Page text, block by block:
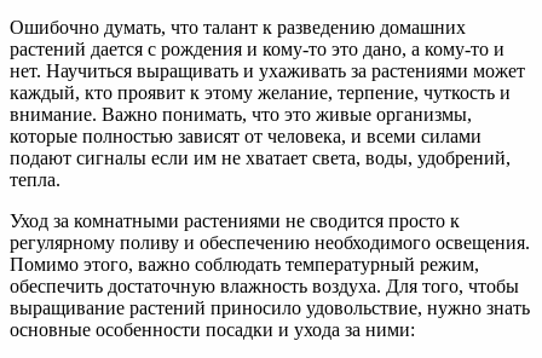
Ошибочно думать, что талант к разведению домашних
растений дается с рождения и кому-то это дано, а кому-то и
нет. Научиться выращивать и ухаживать за растениями может
каждый, кто проявит к этому желание, терпение, чуткость и
внимание. Важно понимать, что это живые организмы,
которые полностью зависят от человека, и всеми силами
подают сигналы если им не хватает света, воды, удобрений,
тепла.
Уход за комнатными растениями не сводится просто к
регулярному поливу и обеспечению необходимого освещения.
Помимо этого, важно соблюдать температурный режим,
обеспечить достаточную влажность воздуха. Для того, чтобы
выращивание растений приносило удовольствие, нужно знать
основные особенности посадки и ухода за ними: